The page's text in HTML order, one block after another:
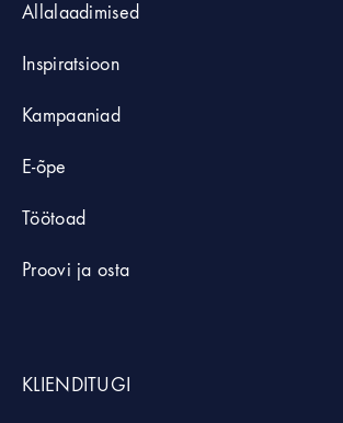
Allalaadimised
Inspiratsioon
Kampaaniad
E-õpe
Töötoad
Proovi ja osta
KLIENDITUGI